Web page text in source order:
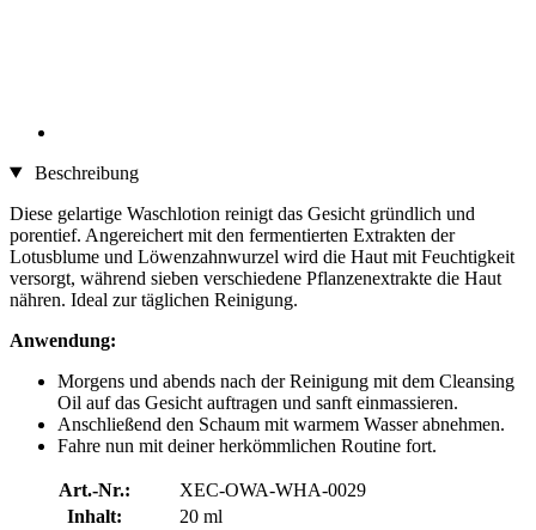
Beschreibung
Diese gelartige Waschlotion reinigt das Gesicht gründlich und
porentief. Angereichert mit den fermentierten Extrakten der
Lotusblume und Löwenzahnwurzel wird die Haut mit Feuchtigkeit
versorgt, während sieben verschiedene Pflanzenextrakte die Haut
nähren. Ideal zur täglichen Reinigung.
Anwendung:
Morgens und abends nach der Reinigung mit dem Cleansing
Oil auf das Gesicht auftragen und sanft einmassieren.
Anschließend den Schaum mit warmem Wasser abnehmen.
Fahre nun mit deiner herkömmlichen Routine fort.
Art.-Nr.:
XEC-OWA-WHA-0029
Inhalt:
20 ml